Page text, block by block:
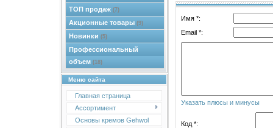
ТОП продаж (7)
Акционные товары (9)
Новинки (5)
Профессиональный
объем (18)
Меню сайта
Главная страница
Ассортимент
Основы кремов Gehwol
Имя *:
Email *:
Указать плюсы и минусы
Код *: